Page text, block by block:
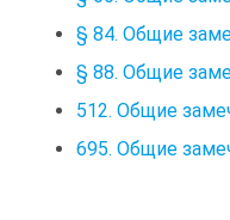
§ 84. Общие
§ 88. Общие
512. Общие
695. Общие